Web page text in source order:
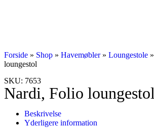
Forside » Shop » Havemøbler» Loungestole »
loungestol
SKU: 7653
Nardi, Folio loungestol
Beskrivelse
Yderligere information